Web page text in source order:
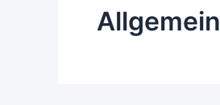
Allgemein